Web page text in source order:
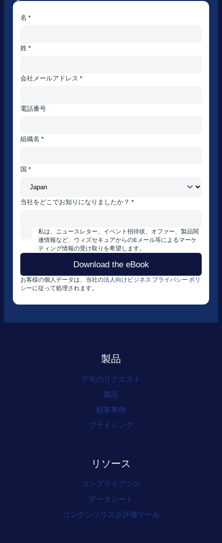
名 *
姓 *
会社メールアドレス *
電話番号
組織名 *
国 *
当社をどこでお知りになりましたか？ *
私は、ニュースレター、イベント招待状、オファー、製品関
連情報など、ウィズセキュアからのEメール等によるマーケ
ティング情報の受け取りを希望します。
お客様の個人データは、当社の法人向けビジネス プライバシー ポリ
シーに従って処理されます。
製品
デモのリクエスト
製品
顧客事例
プライシング
リソース
コンプライアンス
データシート
コンテンツリスク評価ツール